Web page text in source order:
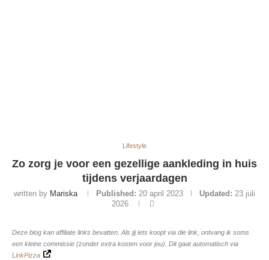
Lifestyle
Zo zorg je voor een gezellige aankleding in huis
tijdens verjaardagen
written by Mariska Published: 20 april 2023 Updated: 23 juli
2026
Deze blog kan affiliate links bevatten. Als jij iets koopt via die link, ontvang ik soms
een kleine commissie (zonder extra kosten voor jou). Dit gaat automatisch via
LinkPizza